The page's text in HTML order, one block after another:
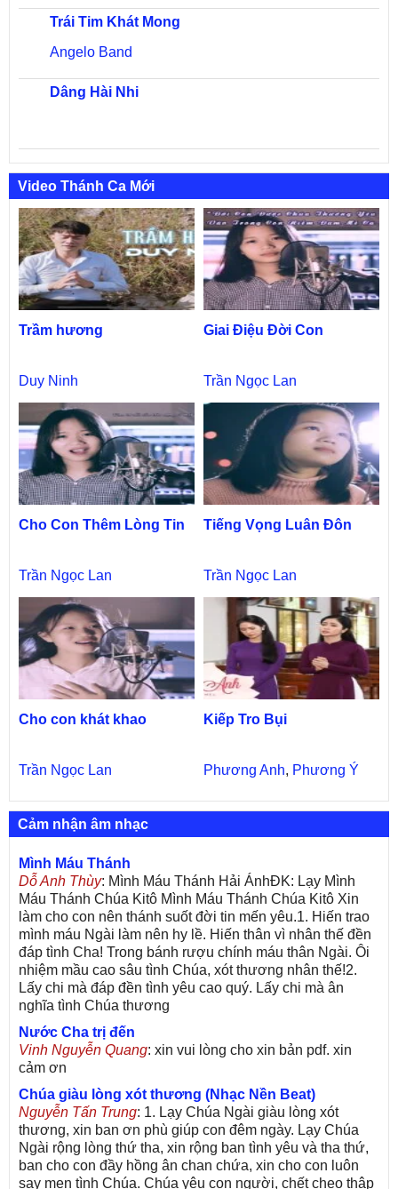
Trái Tim Khát Mong
Angelo Band
Dâng Hài Nhi
Video Thánh Ca Mới
Trầm hương
Duy Ninh
Giai Điệu Đời Con
Trần Ngọc Lan
Cho Con Thêm Lòng Tin
Trần Ngọc Lan
Tiếng Vọng Luân Đôn
Trần Ngọc Lan
Cho con khát khao
Trần Ngọc Lan
Kiếp Tro Bụi
Phương Anh, Phương Ý
Cảm nhận âm nhạc
Mình Máu Thánh
Dỗ Anh Thùy: Mình Máu Thánh Hải ÁnhĐK: Lạy Mình
Máu Thánh Chúa Kitô Mình Máu Thánh Chúa Kitô Xin
làm cho con nên thánh suốt đời tin mến yêu.1. Hiến trao
mình máu Ngài làm nên hy lề. Hiến thân vì nhân thế đền
đáp tình Cha! Trong bánh rượu chính máu thân Ngài. Ôi
nhiệm mầu cao sâu tình Chúa, xót thương nhân thế!2.
Lấy chi mà đáp đền tình yêu cao quý. Lấy chi mà ân
nghĩa tình Chúa thương
Nước Cha trị đến
Vinh Nguyễn Quang: xin vui lòng cho xin bản pdf. xin
cảm ơn
Chúa giàu lòng xót thương (Nhạc Nền Beat)
Nguyễn Tấn Trung: 1. Lạy Chúa Ngài giàu lòng xót
thương, xin ban ơn phù giúp con đêm ngày. Lạy Chúa
Ngài rộng lòng thứ tha, xin rộng ban tình yêu và tha thứ,
ban cho con đầy hồng ân chan chứa, xin cho con luôn
say men tình Chúa. Chúa yêu con người, chết cheo thập